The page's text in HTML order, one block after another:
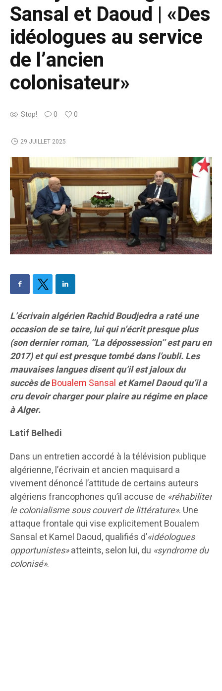
Sansal et Daoud | «Des
idéologues au service
de l’ancien
colonisateur»
Stop! 0 0
29 JUILLET 2025
L’écrivain algérien Rachid Boudjedra a raté une
occasion de se taire, lui qui n’écrit presque plus
(son dernier roman, ‘‘La dépossession’’ est paru en
2017) et qui est presque tombé dans l’oubli. Les
mauvaises langues disent qu’il est jaloux du
succès deBoualem Sansal et Kamel Daoud qu’il a
cru devoir charger pour plaire au régime en place
à Alger.
Latif Belhedi
Dans un entretien accordé à la télévision publique
algérienne, l’écrivain et ancien maquisard a
vivement dénoncé l’attitude de certains auteurs
algériens francophones qu’il accuse de «réhabiliter
le colonialisme sous couvert de littérature». Une
attaque frontale qui vise explicitement Boualem
Sansal et Kamel Daoud, qualifiés d’«idéologues
opportunistes»atteints, selon lui, du «syndrome du
colonisé».